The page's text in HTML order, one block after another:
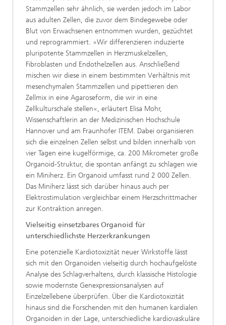
Stammzellen sehr ähnlich, sie werden jedoch im Labor
aus adulten Zellen, die zuvor dem Bindegewebe oder
Blut von Erwachsenen entnommen wurden, gezüchtet
und reprogrammiert. »Wir differenzieren induzierte
pluripotente Stammzellen in Herzmuskelzellen,
Fibroblasten und Endothelzellen aus. Anschließend
mischen wir diese in einem bestimmten Verhältnis mit
mesenchymalen Stammzellen und pipettieren den
Zellmix in eine Agaroseform, die wir in eine
Zellkulturschale stellen«, erläutert Elisa Mohr,
Wissenschaftlerin an der Medizinischen Hochschule
Hannover und am Fraunhofer ITEM. Dabei organisieren
sich die einzelnen Zellen selbst und bilden innerhalb von
vier Tagen eine kugelförmige, ca. 200 Mikrometer große
Organoid-Struktur, die spontan anfängt zu schlagen wie
ein Miniherz. Ein Organoid umfasst rund 2 000 Zellen.
Das Miniherz lässt sich darüber hinaus auch per
Elektrostimulation vergleichbar einem Herzschrittmacher
zur Kontraktion anregen.
Vielseitig einsetzbares Organoid für
unterschiedlichste Herzerkrankungen
Eine potenzielle Kardiotoxizität neuer Wirkstoffe lässt
sich mit den Organoiden vielseitig durch hochaufgelöste
Analyse des Schlagverhaltens, durch klassische Histologie
sowie modernste Genexpressionsanalysen auf
Einzelzellebene überprüfen. Über die Kardiotoxizität
hinaus sind die Forschenden mit den humanen kardialen
Organoiden in der Lage, unterschiedliche kardiovaskuläre